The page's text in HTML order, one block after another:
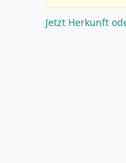
Jetzt Herkunft